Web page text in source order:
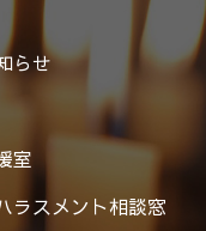
らせ
室
ラスメント相談窓